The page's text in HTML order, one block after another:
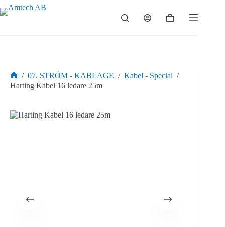
Hoppa
till
Varukorg
Hem
/ 07. STRÖM - KABLAGE / Kabel - Special /
Harting Kabel 16 ledare 25m